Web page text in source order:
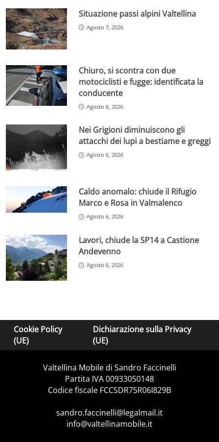
Situazione passi alpini Valtellina
Agosto 7, 2026
Chiuro, si scontra con due
motociclisti e fugge: identificata la
conducente
Agosto 6, 2026
Nei Grigioni diminuiscono gli
attacchi dei lupi a bestiame e greggi
Agosto 6, 2026
Caldo anomalo: chiude il Rifugio
Marco e Rosa in Valmalenco
Agosto 6, 2026
Lavori, chiude la SP14 a Castione
Andevenno
Agosto 6, 2026
Cookie Policy
(UE)
Dichiarazione sulla Privacy
(UE)
Valtellina Mobile di Sandro Faccinelli
Partita IVA 00933050148
Codice fiscale FCCSDR75R06I829B
sandro.faccinelli@legalmail.it
info@valtellinamobile.it